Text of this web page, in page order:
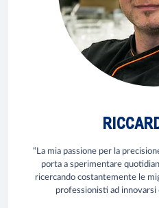
“La mia passione per la
porta a sperimentare
ricercando costantemente le
professionisti ad innovarsi